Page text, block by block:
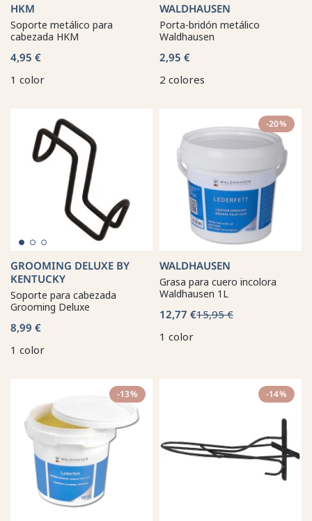
HKM
Soporte metálico para
cabezada HKM
4,95 €
1 color
WALDHAUSEN
Porta-bridón metálico
Waldhausen
2,95 €
2 colores
GROOMING DELUXE BY
KENTUCKY
Soporte para cabezada
Grooming Deluxe
8,99 €
1 color
-20%
WALDHAUSEN
Grasa para cuero incolora
Waldhausen 1L
12,77 €15,95 €
1 color
-13% -14%